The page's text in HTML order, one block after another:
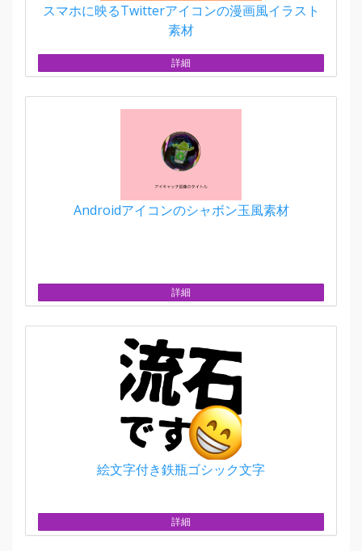
スマホに映るTwitterアイコンの漫画風イラスト
素材
詳細
Androidアイコンのシャボン玉風素材
詳細
絵文字付き鉄瓶ゴシック文字
詳細